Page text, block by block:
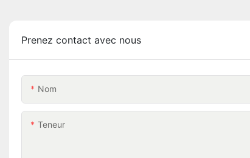
Prenez contact avec nous
Nom
Teneur